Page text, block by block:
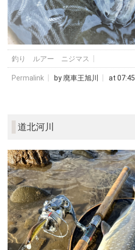
釣り ルアー ニジマス
Permalink by 廃車王旭川 at 07:45
道北河川